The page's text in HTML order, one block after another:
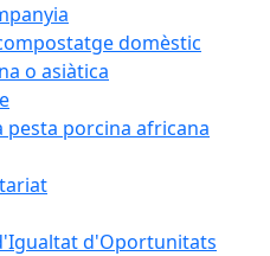
domèstic
o asiàtica
pesta porcina africana
d'Oportunitats